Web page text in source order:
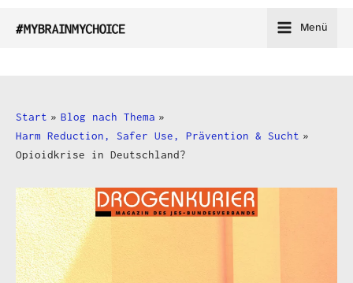
Inhalt
Menü
Start
Blog nach Thema
Harm Reduction, Safer Use, Prävention & Sucht
Opioidkrise in Deutschland?